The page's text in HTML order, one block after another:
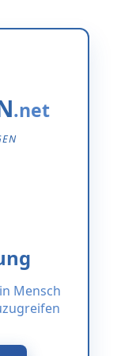
Mensch